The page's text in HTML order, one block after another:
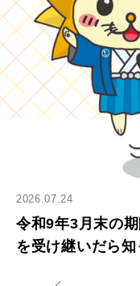
2026.07.24
令和9年3月末の
を受け継いだら